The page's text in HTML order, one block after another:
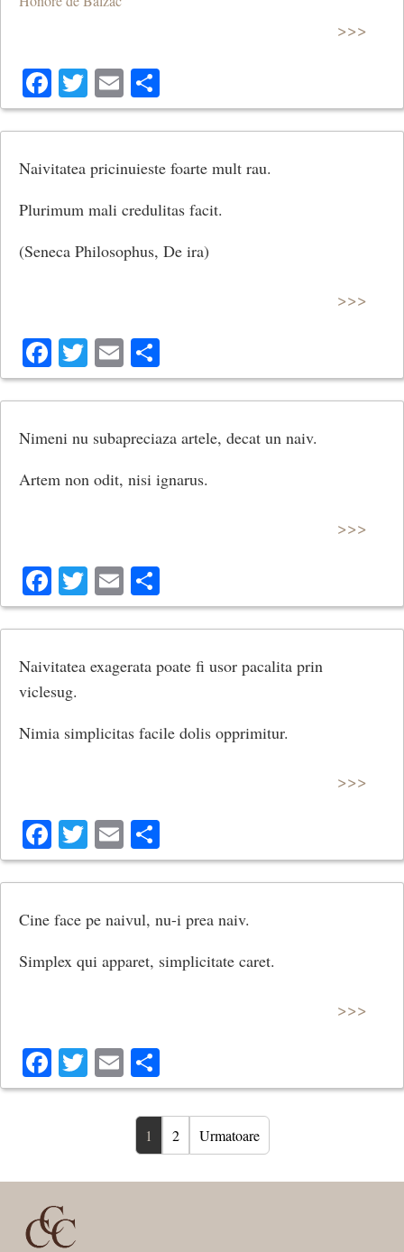
>>>
Facebook
Twitter
Email
Naivitatea pricinuieste foarte mult rau.
Plurimum mali credulitas facit.
(Seneca Philosophus, De ira)
>>>
Facebook
Twitter
Email
Nimeni nu subapreciaza artele, decat un naiv.
Artem non odit, nisi ignarus.
>>>
Facebook
Twitter
Email
Naivitatea exagerata poate fi usor pacalita prin
viclesug.
Nimia simplicitas facile dolis opprimitur.
>>>
Facebook
Twitter
Email
Cine face pe naivul, nu-i prea naiv.
Simplex qui apparet, simplicitate caret.
>>>
Facebook
Twitter
Email
1 2 Urmatoare